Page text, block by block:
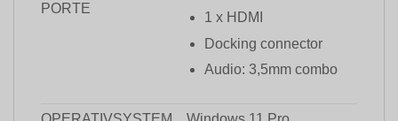
PORTE
1 x HDMI
Docking connector
Audio: 3,5mm combo